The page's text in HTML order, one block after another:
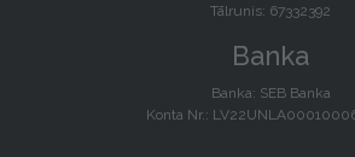
Tālrunis: 67332392
Banka
Banka: SEB Banka
Konta Nr.: